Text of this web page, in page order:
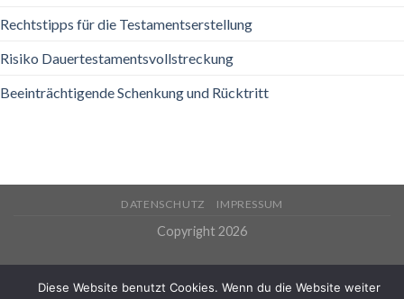
Rechtstipps für die Testamentserstellung
Risiko Dauertestamentsvollstreckung
Beeinträchtigende Schenkung und Rücktritt
DATENSCHUTZ IMPRESSUM
Copyright 2026
Diese Website benutzt Cookies. Wenn du die Website weiter